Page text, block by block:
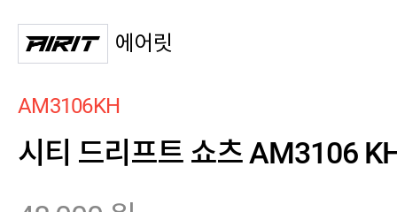
에어릿
AM3106KH
시티 드리프트 쇼츠 AM3106